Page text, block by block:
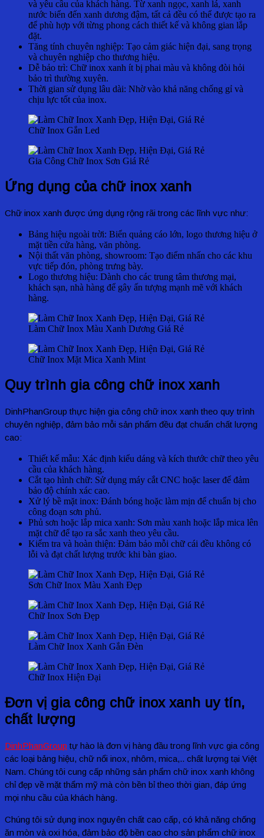
và yêu cầu của khách hàng. Từ xanh ngọc, xanh lá, xanh
nước biển đến xanh dương đậm, tất cả đều có thể được tạo ra
để phù hợp với từng phong cách thiết kế và không gian lắp
đặt.
Tăng tính chuyên nghiệp: Tạo cảm giác hiện đại, sang trọng
và chuyên nghiệp cho thương hiệu.
Dễ bảo trì: Chữ inox xanh ít bị phai màu và không đòi hỏi
bảo trì thường xuyên.
Thời gian sử dụng lâu dài: Nhờ vào khả năng chống gỉ và
chịu lực tốt của inox.
Chữ Inox Gắn Led
Gia Công Chữ Inox Sơn Giá Rẻ
Ứng dụng của chữ inox xanh
Chữ inox xanh được ứng dụng rộng rãi trong các lĩnh vực như:
Bảng hiệu ngoài trời: Biển quảng cáo lớn, logo thương hiệu ở
mặt tiền cửa hàng, văn phòng.
Nội thất văn phòng, showroom: Tạo điểm nhấn cho các khu
vực tiếp đón, phòng trưng bày.
Logo thương hiệu: Dành cho các trung tâm thương mại,
khách sạn, nhà hàng để gây ấn tượng mạnh mẽ với khách
hàng.
Làm Chữ Inox Màu Xanh Dương Giá Rẻ
Chữ Inox Mặt Mica Xanh Mint
Quytrình gia công chữ inox xanh
DinhPhanGroup thực hiện gia công chữ inox xanh theo quy trình
chuyên nghiệp, đảm bảo mỗi sản phẩm đều đạt chuẩn chất lượng
cao:
Thiết kế mẫu: Xác định kiểu dáng và kích thước chữ theo yêu
cầu của khách hàng.
Cắt tạo hình chữ: Sử dụng máy cắt CNC hoặc laser để đảm
bảo độ chính xác cao.
Xử lý bề mặt inox: Đánh bóng hoặc làm mịn để chuẩn bị cho
công đoạn sơn phủ.
Phủ sơn hoặc lắp mica xanh: Sơn màu xanh hoặc lắp mica lên
mặt chữ để tạo ra sắc xanh theo yêu cầu.
Kiểm tra và hoàn thiện: Đảm bảo mỗi chữ cái đều không có
lỗi và đạt chất lượng trước khi bàn giao.
Sơn Chữ Inox Màu Xanh Đẹp
Chữ Inox Sơn Đẹp
Làm Chữ Inox Xanh Gắn Đèn
Chữ Inox Hiện Đại
Đơn vị gia công chữ inox xanh uy tín,
chất lượng
DinhPhanGroup tự hào là đơn vị hàng đầu trong lĩnh vực gia công
các loại bảng hiệu, chữ nổi inox, nhôm, mica,.. chất lượng tại Việt
Nam. Chúng tôi cung cấp những sản phẩm chữ inox xanh không
chỉ đẹp về mặt thẩm mỹ mà còn bền bỉ theo thời gian, đáp ứng
mọi nhu cầu của khách hàng.
Chúng tôi sử dụng inox nguyên chất cao cấp, có khả năng chống
ăn mòn và oxi hóa, đảm bảo độ bền cao cho sản phẩm chữ inox